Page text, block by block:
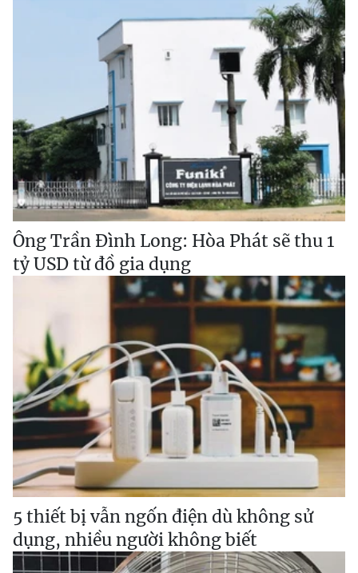
Ông Trần Đình Long: Hòa Phát sẽ thu 1
tỷ USD từ đồ gia dụng
5 thiết bị vẫn ngốn điện dù không sử
dụng, nhiều người không biết